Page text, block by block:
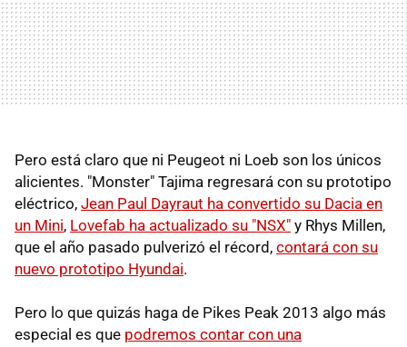
Pero está claro que ni Peugeot ni Loeb son los únicos
alicientes. "Monster" Tajima regresará con su prototipo
eléctrico, Jean Paul Dayraut ha convertido su Dacia en
un Mini, Lovefab ha actualizado su "NSX" y Rhys Millen,
que el año pasado pulverizó el récord, contará con su
nuevo prototipo Hyundai.
Pero lo que quizás haga de Pikes Peak 2013 algo más
especial es que podremos contar con una